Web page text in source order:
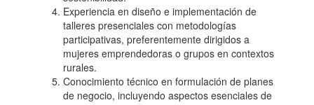
Experiencia en diseño e implementación de
talleres presenciales con metodologías
participativas, preferentemente dirigidos a
mujeres emprendedoras o grupos en contextos
rurales.
Conocimiento técnico en formulación de planes
de negocio, incluyendo aspectos esenciales de